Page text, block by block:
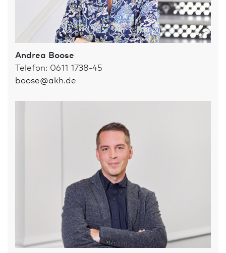
Andrea Boose
Telefon: 0611 1738-45
boose@akh.de